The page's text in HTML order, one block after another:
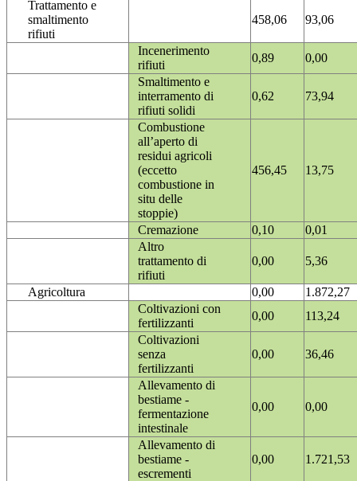
Trattamento e
smaltimento
rifiuti
458,06 93,06
Incenerimento
rifiuti
0,89
0,00
Smaltimento e
interramento di
rifiuti solidi
0,62 73,94
Combustione
all’aperto di
residui agricoli
(eccetto
combustione in
situ delle
stoppie)
456,45 13,75
Cremazione 0,10
0,01
Altro
trattamento di
rifiuti
0,00 5,36
Agricoltura 0,00
1.872,27
Coltivazioni con
fertilizzanti
0,00
113,24
Coltivazioni
senza
fertilizzanti
0,00 36,46
Allevamento di
bestiame -
fermentazione
intestinale
0,00 0,00
Allevamento di
bestiame -
escrementi
0,00 1.721,53